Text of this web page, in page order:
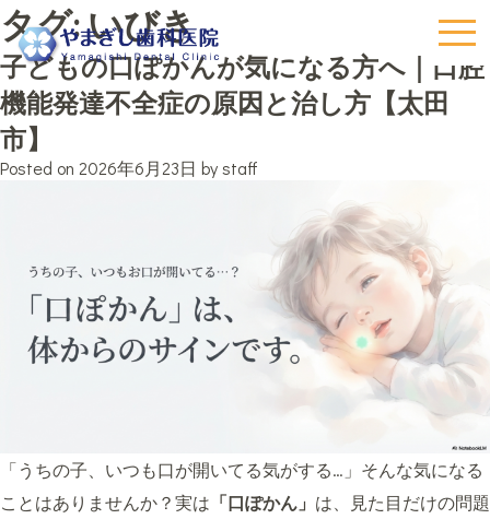
タグ:いびき
子どもの口ぽかんが気になる方へ｜口腔
機能発達不全症の原因と治し方【太田
市】
Posted on 2026年6月23日 bystaff
「うちの子、いつも口が開いてる気がする…」そんな気になる
ことはありませんか？実は 「口ぽかん」 は、見た目だけの問題